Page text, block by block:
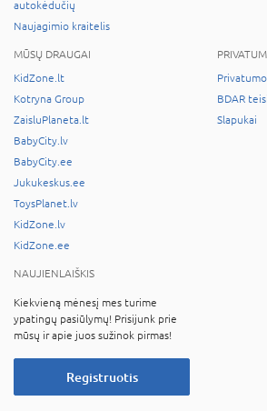
autokėdučių
Naujagimio kraitelis
MŪSŲ DRAUGAI
KidZone.lt
Kotryna Group
ZaisluPlaneta.lt
BabyCity.lv
BabyCity.ee
Jukukeskus.ee
ToysPlanet.lv
KidZone.lv
KidZone.ee
BDAR
Slapukai
NAUJIENLAIŠKIS
Kiekvieną mėnesį mes turime
ypatingų pasiūlymų! Prisijunk prie
mūsų ir apie juos sužinok pirmas!
Registruotis